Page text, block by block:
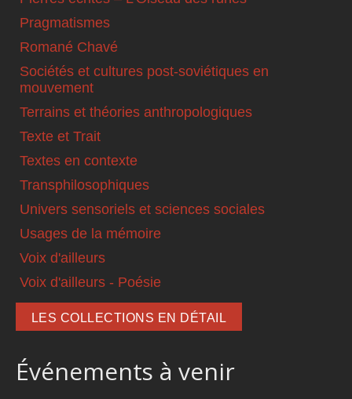
Pragmatismes
Romané Chavé
Sociétés et cultures post-soviétiques en
mouvement
Terrains et théories anthropologiques
Texte et Trait
Textes en contexte
Transphilosophiques
Univers sensoriels et sciences sociales
Usages de la mémoire
Voix d'ailleurs
Voix d'ailleurs - Poésie
LES COLLECTIONS EN DÉTAIL
Événements à venir